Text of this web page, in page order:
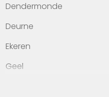
Werken bij Heylen Vastgoed
Contact
Dendermonde
Deurne
Ekeren
Geel